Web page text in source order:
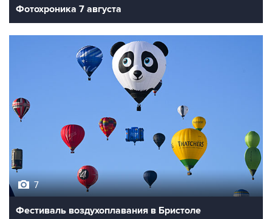
Фотохроника 7 августа
7
Фестиваль воздухоплавания в Бристоле